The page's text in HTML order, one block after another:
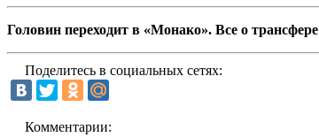
Головин переходит в «Монако». Все о трансфере
Поделитесь в социальных сетях:
Комментарии: